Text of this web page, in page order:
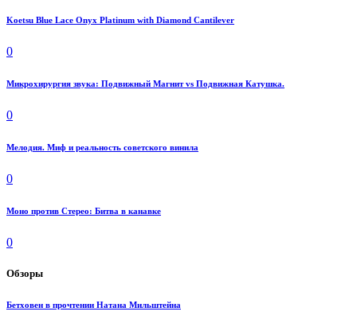
Koetsu Blue Lace Onyx Platinum with Diamond Cantilever
0
Микрохирургия звука: Подвижный Магнит vs Подвижная Катушка.
0
Мелодия. Миф и реальность советского винила
0
Моно против Стерео: Битва в канавке
0
Обзоры
Бетховен в прочтении Натана Мильштейна